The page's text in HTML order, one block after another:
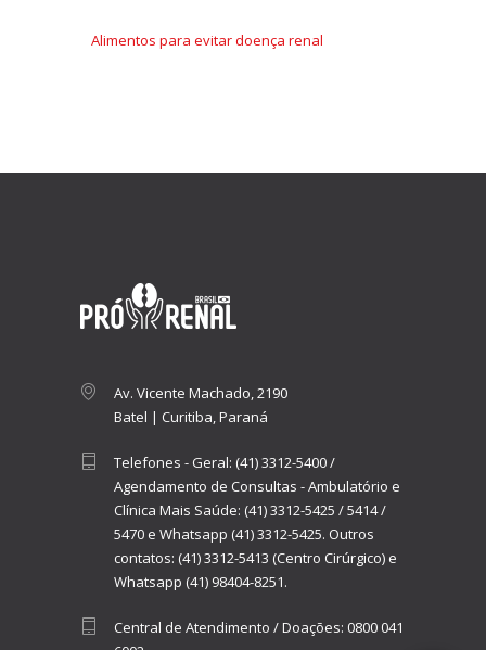
Alimentos para evitar doença renal
Av. Vicente Machado, 2190
Batel | Curitiba, Paraná
Telefones - Geral: (41) 3312-5400/
Agendamento de Consultas - Ambulatório e
Clínica Mais Saúde: (41) 3312-5425 /5414/
5470 e Whatsapp (41) 3312-5425. Outros
contatos: (41) 3312-5413 (Centro Cirúrgico) e
Whatsapp (41) 98404-8251.
Central de Atendimento / Doações: 0800 041